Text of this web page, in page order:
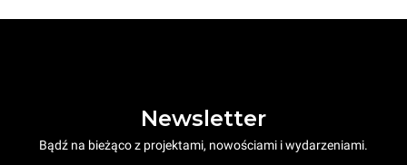
Newsletter
Bądź na bieżąco z projektami, nowościami i wydarzeniami.